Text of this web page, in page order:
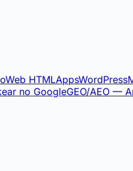
Web HTMLAppsWordPress
no GoogleGEO/AEO —